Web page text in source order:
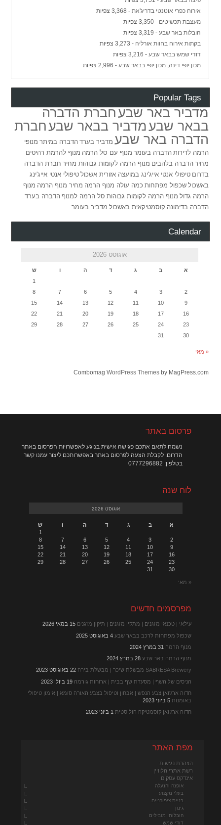
אירוח כפרי אוטנטי בדריג'את - 3,368 צפיות
מעצבת תכשיטים - 3,350 צפיות
הובלות באר שבע - 3,319 צפיות
בקתות אירוח בחוות אורליה - 3,273 צפיות
דודי שמש בבאר שבע - 3,216 צפיות
מכון יופי דינה, מכון יופי בבאר שבע - 2,996 צפיות
Popular Tags
מדביר באר שבעחברת הדברה
בבאר שבעמדביר בבאר שבעחברת
הדברה באר שבע מדביר בערד הדברה במיתר מנופי
הרמה לדירות הדברה בעומר מנוף עם סל הרמה מנוף להרמת רהיטים
מחיר הדברה בלהבים מנוף הרמה לקומות גבוהות מחיר חברת הדברה
בדרום טיפולי אנטי אייג'ינג במועצה אזורית אשכול טיפולי אנטי אייג'ינג
באשכול שכפול מפתחות כמה עולה מנוף הרמה מחיר מנוף הרמה מנוף
הרמה גדול מנוף הרמה לקומות גבוהות סל הרמה למנוף הדברה בערד
הדברה בדימונה קוסמטיקאית באשכול מדביר בעומר
Calendar
אוגוסט 2026
א ב ג ד ה ו
ש
1
2
3
4
5
6
7
8
9
10
11
12
13
14
15
16
17
18
19
20
21
22
23
24
25
26
27
28
29
30
31
« מאי
Combomag WordPress Themesby MagPress.com
פרסום באתר
נשמח לתאם אתכם פגישה אישית בנוגע לאפשרויות הפרסום באתר
הדרום. לקבלת הצעה לפרסום באתר באפשרותכם ליצור עמנו קשר
בטלפון: 0777296882
לוח שנה
אוגוסט 2026
א ב ג ד ה ו
ש
1
2
3
4
5
6
7
8
9
10
11
12
13
14
15
16
17
18
19
20
21
22
23
24
25
26
27
28
29
30
31
« מאי
מפרסמים חדשים
עילאי | טכנאי מזגנים | מתקין מזגנים | תיקון מזגנים 15 במאי 2026
שכפול מפתחות לרכב בבאר שבע 4 באוגוסט 2025
מנוף הרמה 31 במרץ 2024
מנוף הרמה באר שבע 28 במרץ 2024
SABRESA Brewery מבשלת שיכר | מבשלת בירה
22 באוגוסט 2023
הניסים של השף | מסעדת שף בבית | ארוחות גורמה 19 ביולי 2023
חדוה ארג'ואן צבע הנפש | אבחון וטיפול בצבע האורה סומא | אימון טיפולי
באומנות 5 ביוני 2023
חדוה ארג’ואן קוסמטיקה הוליסטית 1 ביוני 2023
מפת האתר
הצהרת נגישות
רשת אתרי הלוויין
אינדקס עסקים
אופנה והנעלה
בעלי מקצוע
בניית ציפורניים
גינון
הובלות, מובילים
דודי שמש